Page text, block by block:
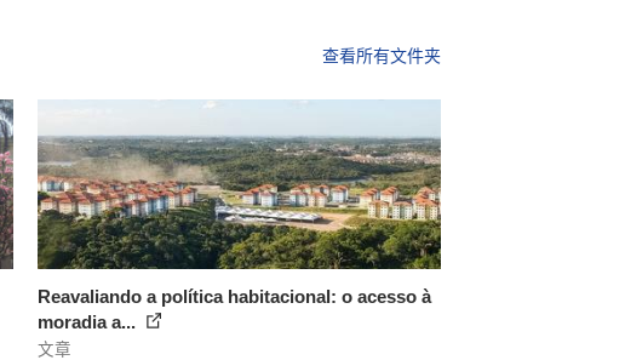
查看所有文件夹
Reavaliando a política habitacional: o acesso à
moradia a...
文章